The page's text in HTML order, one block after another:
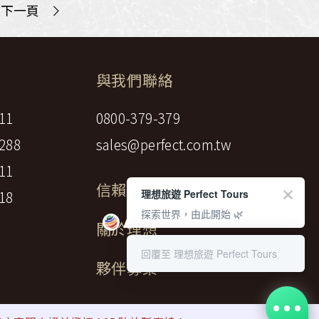
下一頁 >
與我們聯絡
0800-379-379
sales@perfect.com.tw
信賴標章
關於理想
夥伴募集
理想旅遊 Perfect Tours
探索世界，由此開始 🌿
回覆至 理想旅遊 Perfect Tours